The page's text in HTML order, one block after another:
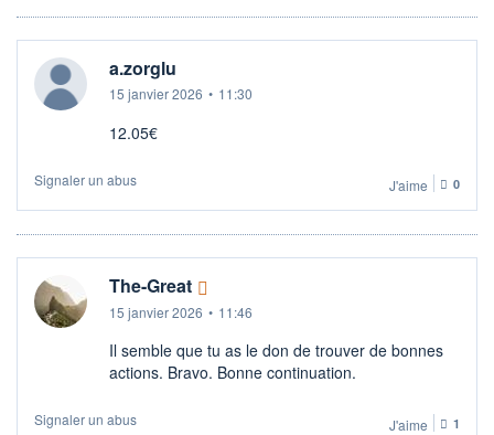
a.zorglu
15 janvier 2026 • 11:30
12.05€
Signaler un abus J'aime 0
The-Great
15 janvier 2026 • 11:46
Il semble que tu as le don de trouver de bonnes
actions. Bravo. Bonne continuation.
Signaler un abus J'aime 1